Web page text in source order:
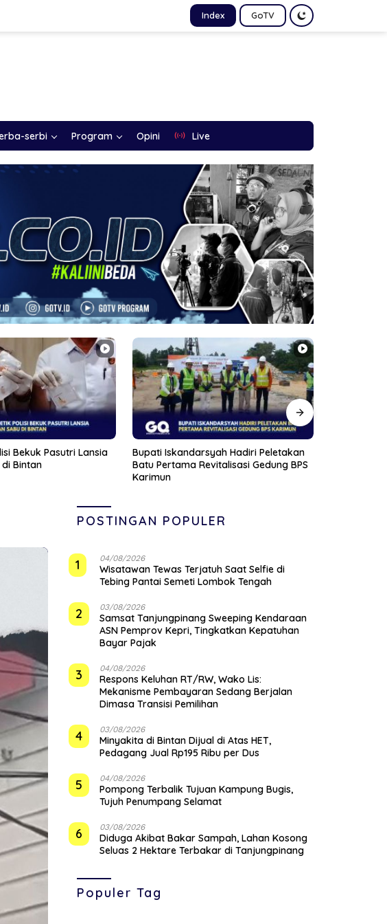
Index GoTV
serbi Program Opini Live
Hadiri Peletakan
Gedung BPS
Polsek Lubu Baja Amankan Dua
Tersangka Narkoba dan Sita 74
Cartridge Vape Mengandung
POSTINGAN POPULER
1 04/08/2026
Wisatawan Tewas Terjatuh Saat Selfie di
Tebing Pantai Semeti Lombok Tengah
2 03/08/2026
Samsat Tanjungpinang Sweeping Kendaraan
ASN Pemprov Kepri, Tingkatkan Kepatuhan
Bayar Pajak
3 04/08/2026
‎Respons Keluhan RT/RW, Wako Lis:
Mekanisme Pembayaran Sedang Berjalan
Dimasa Transisi Pemilihan
4 03/08/2026
Minyakita di Bintan Dijual di Atas HET,
Pedagang Jual Rp195 Ribu per Dus
5 04/08/2026
Pompong Terbalik Tujuan Kampung Bugis,
Tujuh Penumpang Selamat
6 03/08/2026
Diduga Akibat Bakar Sampah, Lahan Kosong
Seluas 2 Hektare Terbakar di Tanjungpinang
Populer Tag